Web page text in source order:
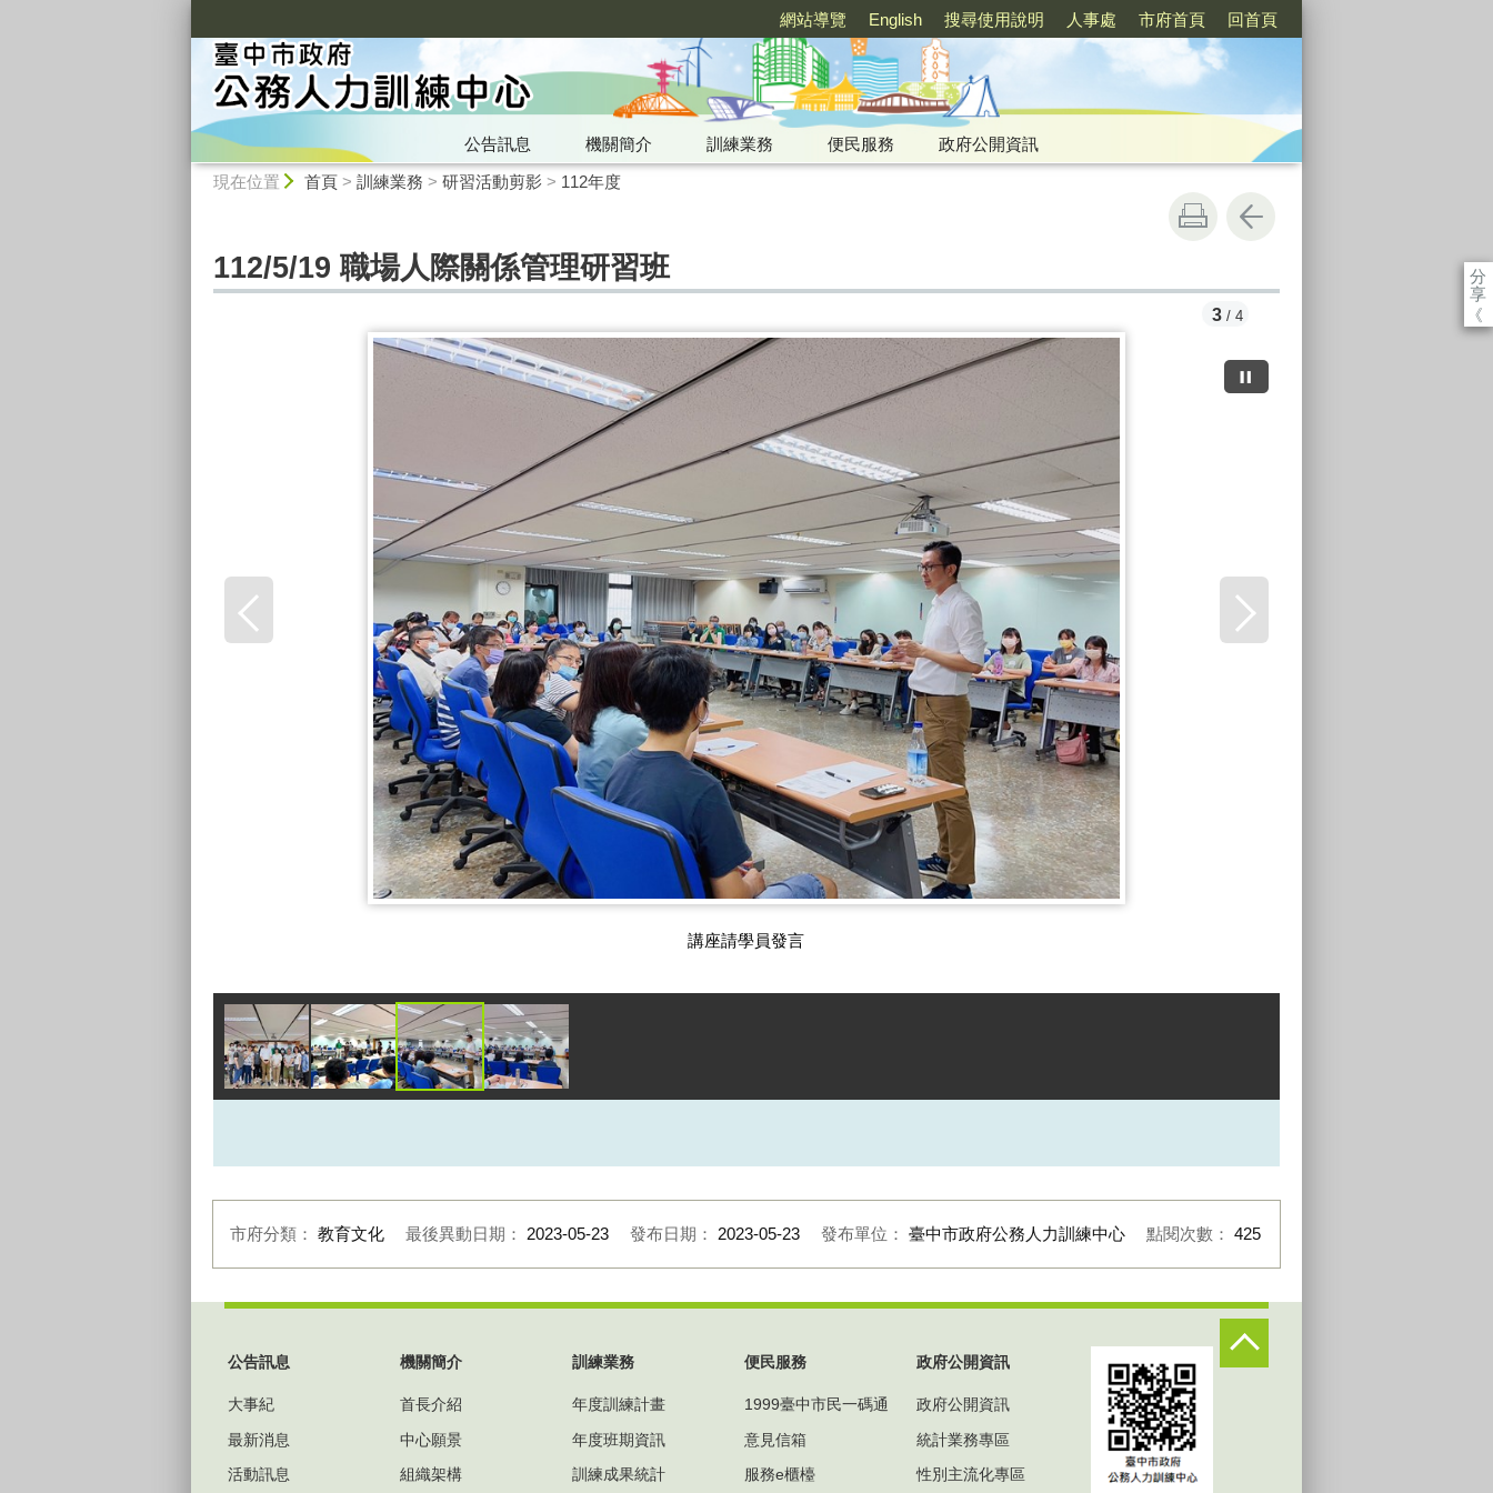
網站導覽 English 搜尋使用說明 人事處 市府首頁 回首頁
公告訊息 機關簡介 訓練業務 便民服務
政府公開資訊
現在位置 首頁> 訓練業務 > 研習活動剪影> 112年度
分
享
《
112/5/19 職場人際關係管理研習班
講座請學員發言
3 / 4
市府分類： 教育文化 最後異動日期： 2023-05-23 發布日期： 2023-05-23 發布單位： 臺中市政府公務人力訓練中心 點閱次數： 425
公告訊息
大事紀
最新消息
活動訊息
機關簡介
首長介紹
中心願景
組織架構
訓練業務
年度訓練計畫
年度班期資訊
訓練成果統計
便民服務
1999臺中市民一碼通
意見信箱
服務e櫃檯
政府公開資訊
政府公開資訊
統計業務專區
性別主流化專區